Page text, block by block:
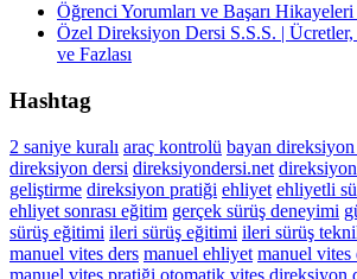
Öğrenci Yorumları ve Başarı
Özel Direksiyon Dersi S.S.S. |
ve Fazlası
Hashtag
2 saniye kuralı araç kontrolü bayan direksiyon
direksiyon dersi direksiyondersi.net
geliştirme direksiyon pratiği ehliyet ehliyetli
ehliyet sonrası eğitim gerçek sürüş deneyimi
sürüş eğitimi ileri sürüş eğitimi ileri sürüş
manuel vites ders manuel ehliyet manuel vites
manuel vites pratiği otomatik vites direksiyon